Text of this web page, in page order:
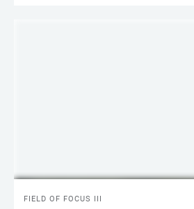
FIELD OF FOCUS III